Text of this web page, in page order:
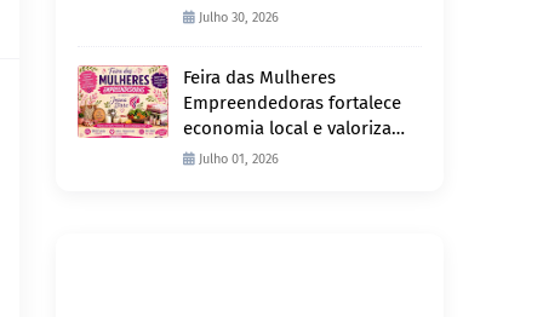
Penha e sábado (1º) em
Julho 30, 2026
Feira das Mulheres
Empreendedoras fortalece
economia local e valoriza
produção feminina no
Julho 01, 2026